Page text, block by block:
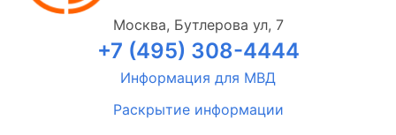
Москва, Бутлерова ул, 7
+7 (495) 308-4444
Информация для МВД
Раскрытие информации